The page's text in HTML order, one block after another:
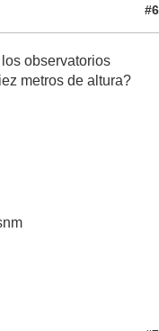
#6
observatorios
metros de altura?